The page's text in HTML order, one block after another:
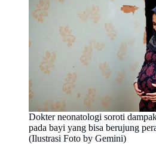
Dokter neonatologi soroti
pada bayi yang bisa berujung
(Ilustrasi Foto by Gemini)